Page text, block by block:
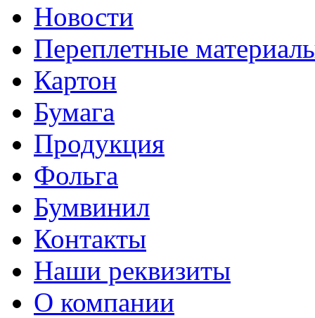
Новости
Переплетные
Картон
Бумага
Продукция
Фольга
Бумвинил
Контакты
Наши реквизиты
О компании